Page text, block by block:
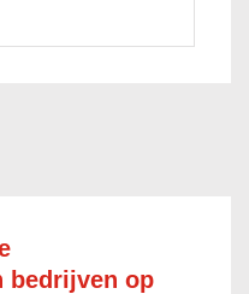
bedrijven op